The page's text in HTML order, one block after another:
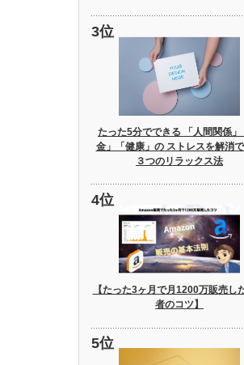
たった5分でできる 「人間関係」
金」「健康」の ストレスを解消
３つのリラックス法
【たった3ヶ月で月1200万販売し
者のコツ】